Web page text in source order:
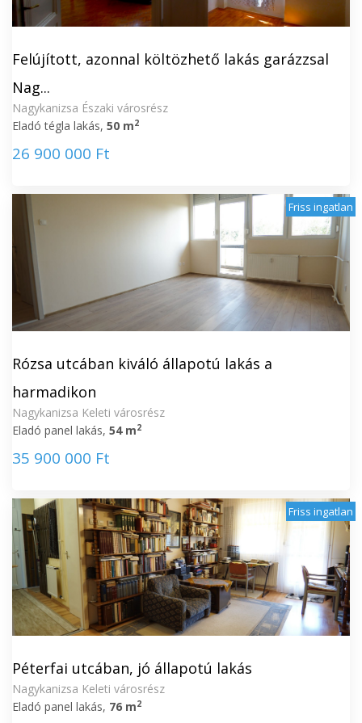
Felújított, azonnal költözhető lakás garázzsal
Nag...
Nagykanizsa Északi városrész
Eladó tégla lakás, 50 m2
26 900 000 Ft
Friss ingatlan
Rózsa utcában kiváló állapotú lakás a
harmadikon
Nagykanizsa Keleti városrész
Eladó panel lakás, 54 m2
35 900 000 Ft
Friss ingatlan
Péterfai utcában, jó állapotú lakás
Nagykanizsa Keleti városrész
Eladó panel lakás, 76 m2